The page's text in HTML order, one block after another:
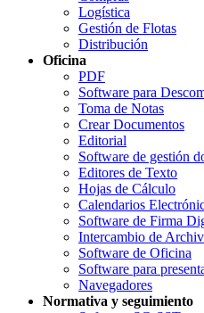
Logística
Gestión de Flotas
Distribución
Oficina
PDF
Software para
Toma de Notas
Crear Documentos
Editorial
Software de gestión
Editores de Texto
Hojas de Cálculo
Calendarios
Software de Firma
Intercambio de
Software de Oficina
Software para
Navegadores
Normativa y seguimiento